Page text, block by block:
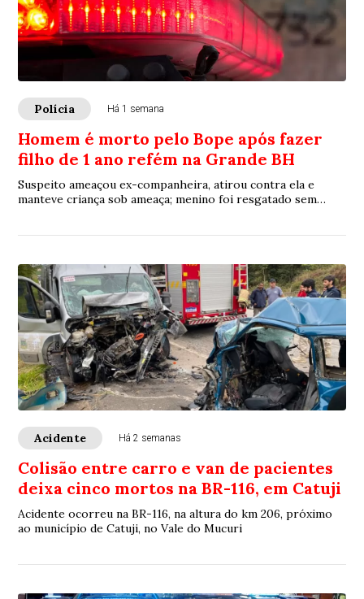
Polícia Há 1 semana
Homem é morto pelo Bope após fazer
filho de 1 ano refém na Grande BH
Suspeito ameaçou ex-companheira, atirou contra ela e
manteve criança sob ameaça; menino foi resgatado sem
Acidente Há 2 semanas
Colisão entre carro e van de pacientes
deixa cinco mortos na BR-116, em Catuji
Acidente ocorreu na BR-116, na altura do km 206, próximo
ao município de Catuji, no Vale do Mucuri